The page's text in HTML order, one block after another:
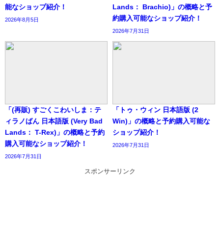
能なショップ紹介！
2026年8月5日
Lands： Brachio)」の概略と予
約購入可能なショップ紹介！
2026年7月31日
「(再販) すごくこわいしま：テ
ィラノばん 日本語版 (Very Bad
Lands： T-Rex)」の概略と予約
購入可能なショップ紹介！
2026年7月31日
「トゥ・ウィン 日本語版 (2
Win)」の概略と予約購入可能な
ショップ紹介！
2026年7月31日
スポンサーリンク